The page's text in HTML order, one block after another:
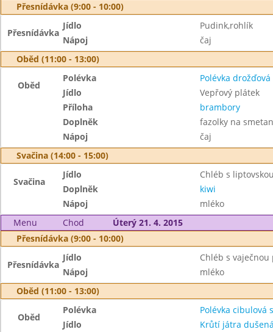
Přesnídávka (9:00 - 10:00)
Přesnídávka
Jídlo
Pudink,rohlík
Nápoj
čaj
Oběd (11:00 - 13:00)
Oběd
Polévka
Polévka drožďová
Jídlo
Vepřový plátek
Příloha
brambory
Doplněk
fazolky na
Nápoj
čaj
Svačina (14:00 - 15:00)
Svačina
Jídlo
Chléb s
Doplněk
kiwi
Nápoj
mléko
Menu
Chod
Úterý 21. 4. 2015
Přesnídávka (9:00 - 10:00)
Přesnídávka
Jídlo
Chléb s vaječnou
Nápoj
mléko
Oběd (11:00 - 13:00)
Oběd
Polévka
Polévka cibulová
Jídlo
Krůtí játra